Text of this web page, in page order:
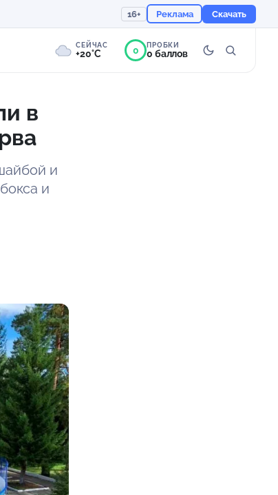
16+ Реклама Скачать
СЕЙЧАС
+20°C
как +20
0 ПРОБКИ
0 баллов
в
и
и